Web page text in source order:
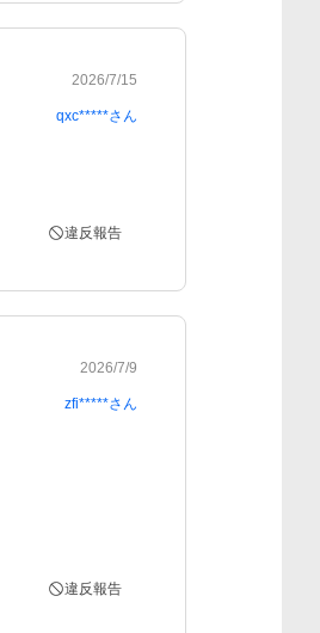
2026/7/15
qxc*****さん
違反報告
2026/7/9
zfi*****さん
違反報告